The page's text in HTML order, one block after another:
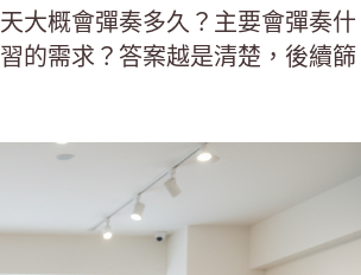
大概會彈奏多久？主要會彈奏什
的需求？答案越是清楚，後續篩